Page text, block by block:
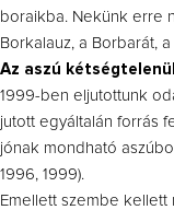
boraikba. Nekünk erre
Borkalauz, a Borbarát,
Az aszú
1999-ben eljutottunk
jutott egyáltalán forrás
jónak mondható
1996, 1999).
Emellett szembe